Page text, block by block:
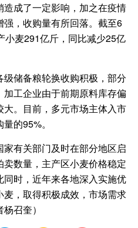
成了一定影响，加之在疫情
，收购量有所回落。截至6
小麦291亿斤，同比减少25亿
储备粮轮换收购积极，部分
工企业由于前期原料库存偏
。目前，多元市场主体入市
的95%。
有关部门及时在部分地区启
数量，主产区小麦价格稳定
时，近年来各地深入实施优
，取得积极成效，市场需求
召奎）